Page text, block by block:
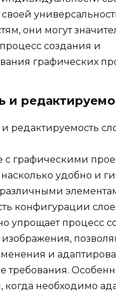
они могут
создания и
графических
и
с графическими
насколько удобно и
конфигурации
упрощает процесс
и
требования.
когда необходимо